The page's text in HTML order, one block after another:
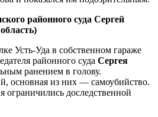
районного суда Сергей
Усть-Уда в собственном гараже
районного суда Сергея
ранением в голову.
основная из них — самоубийство.
ограничились доследственной